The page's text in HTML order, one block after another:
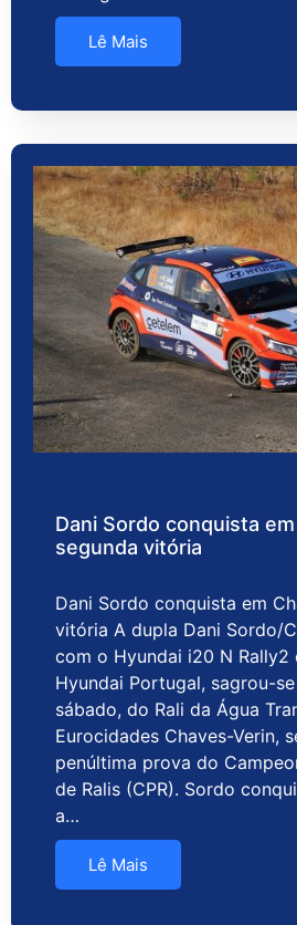
Lê Mais
Dani Sordo conquista
segunda vitória
Dani Sordo conquista em
vitória A dupla Dani Sordo/
com o Hyundai i20 N Rally2
Hyundai Portugal, sagrou-
sábado, do Rali da Água
Eurocidades Chaves-Verin,
penúltima prova do
de Ralis (CPR). Sordo
a…
Lê Mais